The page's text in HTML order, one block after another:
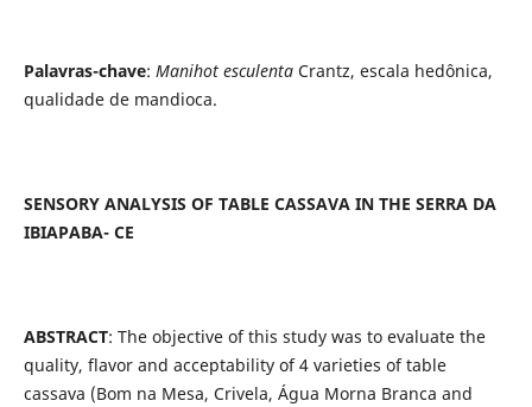
Palavras-chave: Manihot esculentaCrantz, escala hedônica,
qualidade de mandioca.
SENSORY ANALYSIS OF TABLE CASSAVA IN THE SERRA DA
IBIAPABA- CE
ABSTRACT: The objective of this study was to evaluate the
quality, flavor and acceptability of 4 varieties of table
cassava (Bom na Mesa, Crivela, Água Morna Branca and